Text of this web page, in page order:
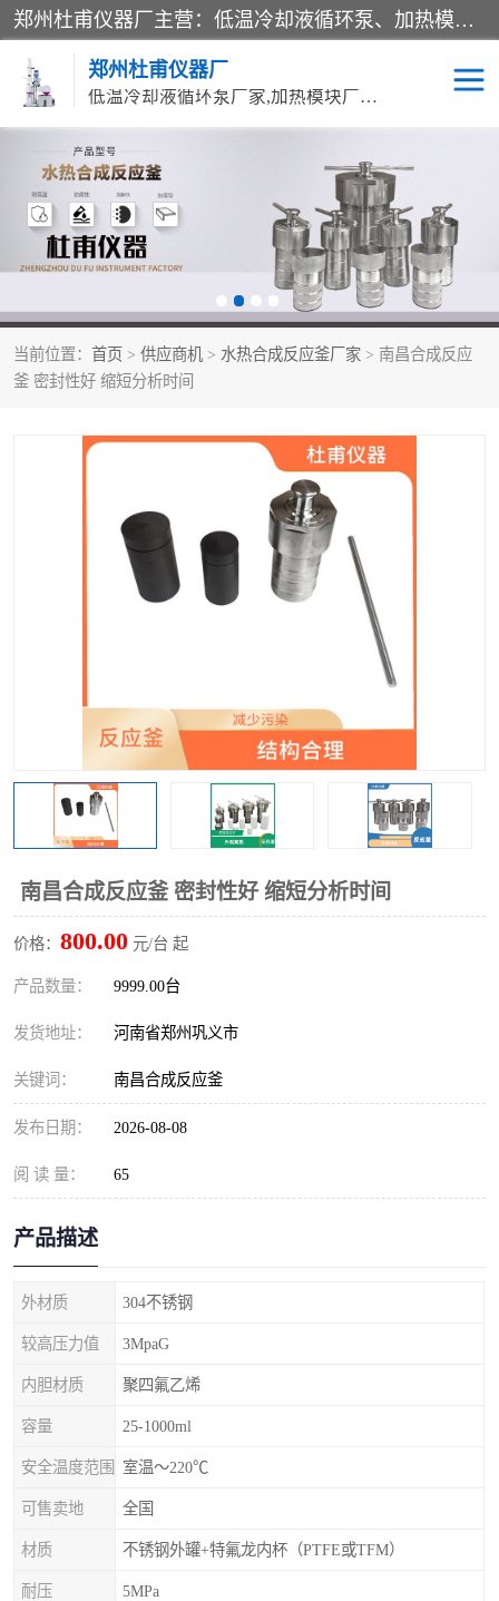
郑州杜甫仪器厂主营：低温冷却液循环泵、加热模块、水热合成反应釜、水油浴锅、旋转蒸发器、循环水真空泵等产品。郑州杜甫仪器厂在众多的教学仪器行业中依靠科技力量扬长避短、迅速发展，成为国家教委*生产教学仪器的厂家，产品具有国内良好水平，主导产品通过ISO9002质量认证。
郑州杜甫仪器厂
低温冷却液循环泵厂家,加热模块厂家,水热合成反应釜厂家,水油浴锅厂家,旋转蒸发器厂家
当前位置： 首页 > 供应商机 > 水热合成反应釜厂家 > 南昌合成反应
釜 密封性好 缩短分析时间
南昌合成反应釜 密封性好 缩短分析时间
价格： 800.00 元/台 起
产品数量： 9999.00台
发货地址： 河南省郑州巩义市
关键词： 南昌合成反应釜
发布日期： 2026-08-08
阅 读 量： 65
产品描述
外材质 304不锈钢
较高压力值 3MpaG
内胆材质 聚四氟乙烯
容量 25-1000ml
安全温度范围 室温～220℃
可售卖地 全国
材质 不锈钢外罐+特氟龙内杯（PTFE或TFM）
耐压 5MPa
循环水真空泵厂家 水热合成反应釜厂家
低温冷却液循环泵厂家 加热模块厂家
气流烘干器
旋转蒸发器厂家 双层玻璃反应釜10L
五抽头循环水真空泵
多功能水浴锅 多功能油浴锅
单层玻璃反应釜 低温恒温反应浴槽